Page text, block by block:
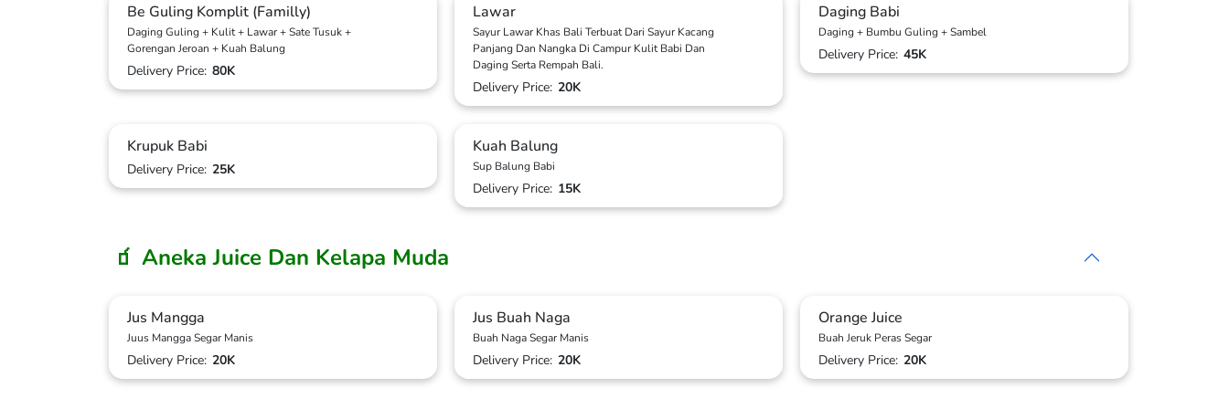
Be Guling Komplit (Familly)
Daging Guling + Kulit + Lawar + Sate Tusuk +
Gorengan Jeroan + Kuah Balung
Delivery Price: 80K
Lawar
Sayur Lawar Khas Bali Terbuat Dari Sayur Kacang
Panjang Dan Nangka Di Campur Kulit Babi Dan
Daging Serta Rempah Bali.
Delivery Price: 20K
Daging Babi
Daging + Bumbu Guling + Sambel
Delivery Price: 45K
Krupuk Babi
Delivery Price: 25K
Kuah Balung
Sup Balung Babi
Delivery Price: 15K
🧃 Aneka Juice Dan Kelapa Muda
Jus Mangga
Juus Mangga Segar Manis
Delivery Price: 20K
Jus Buah Naga
Buah Naga Segar Manis
Delivery Price: 20K
Orange Juice
Buah Jeruk Peras Segar
Delivery Price: 20K